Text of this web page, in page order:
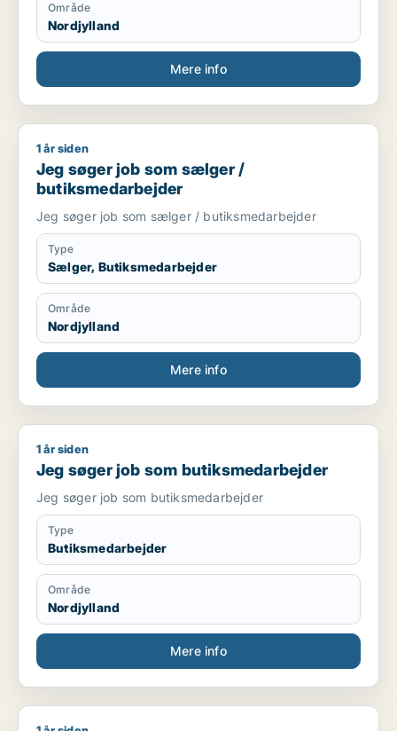
Område
Nordjylland
Mere info
Jeg søger job som sælger / butiksmedarbejder
1 år siden
Jeg søger job som sælger /
butiksmedarbejder
Jeg søger job som sælger / butiksmedarbejder
Type
Sælger, Butiksmedarbejder
Område
Nordjylland
Mere info
Jeg søger job som butiksmedarbejder
1 år siden
Jeg søger job som butiksmedarbejder
Jeg søger job som butiksmedarbejder
Type
Butiksmedarbejder
Område
Nordjylland
Mere info